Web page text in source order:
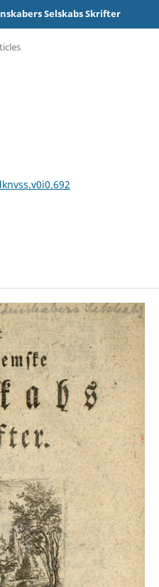
Selskabs Skrifter